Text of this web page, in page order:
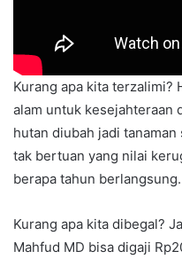
negeri. Seluruh rakyat
Kurang apa kita terzalimi?
alam untuk kesejahteraan
hutan diubah jadi
tak bertuan yang nilai
berapa tahun berlangsung.
Kurang apa kita dibegal?
Mahfud MD bisa digaji